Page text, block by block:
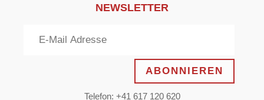
NEWSLETTER
ABONNIEREN
Telefon: +41 617 120 620